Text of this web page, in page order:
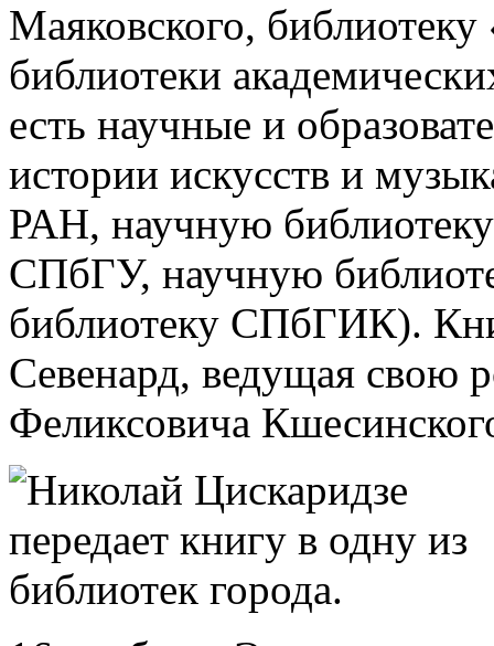
Маяковского,
библиотеки
есть научные и
истории искусств и
РАН, научную
СПбГУ, научную
библиотеку СПбГИК).
Севенард, ведущая свою
Феликсовича